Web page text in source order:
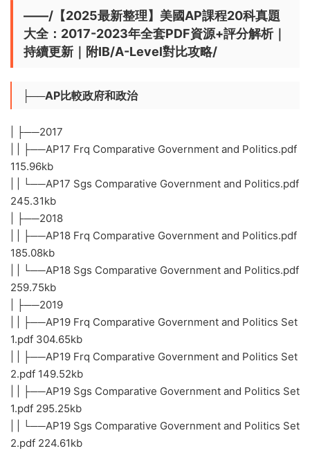
——/【2025最新整理】美國AP課程20科真題
大全：2017-2023年全套PDF資源+評分解析｜
持續更新｜附IB/A-Level對比攻略/
├──AP比較政府和政治
| ├──2017
| | ├──AP17 Frq Comparative Government and Politics.pdf
115.96kb
| | └──AP17 Sgs Comparative Government and Politics.pdf
245.31kb
| ├──2018
| | ├──AP18 Frq Comparative Government and Politics.pdf
185.08kb
| | └──AP18 Sgs Comparative Government and Politics.pdf
259.75kb
| ├──2019
| | ├──AP19 Frq Comparative Government and Politics Set
1.pdf 304.65kb
| | ├──AP19 Frq Comparative Government and Politics Set
2.pdf 149.52kb
| | ├──AP19 Sgs Comparative Government and Politics Set
1.pdf 295.25kb
| | └──AP19 Sgs Comparative Government and Politics Set
2.pdf 224.61kb